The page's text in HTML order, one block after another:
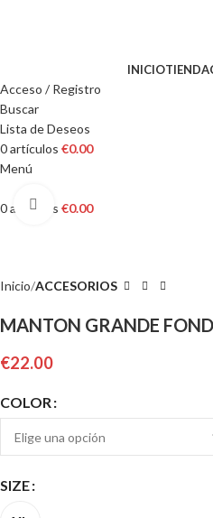
INICIOTIENDA
Acceso / Registro
Buscar
Lista de Deseos
0artículos €0.00
Menú
0artículos €0.00
Clic para ampliar
Inicio ACCESORIOS
MANTON GRANDE
€22.00
COLOR
SIZE